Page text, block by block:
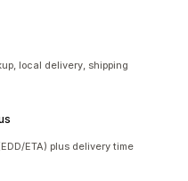
local delivery, shipping
ETA) plus delivery time